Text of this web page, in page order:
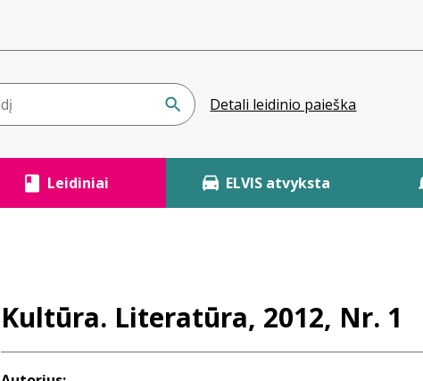
Detali leidinio paieška
Leidiniai ELVIS atvyksta
Kultūra. Literatūra, 2012, Nr. 1